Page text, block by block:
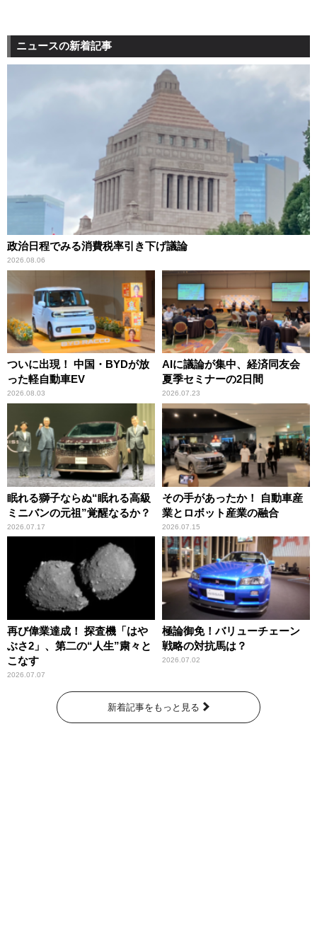
ニュースの新着記事
政治日程でみる消費税率引き下げ議論
2026.08.06
ついに出現！ 中国・BYDが放
った軽自動車EV
2026.08.03
AIに議論が集中、経済同友会
夏季セミナーの2日間
2026.07.23
眠れる獅子ならぬ“眠れる高級
ミニバンの元祖”覚醒なるか？
2026.07.17
その手があったか！ 自動車産
業とロボット産業の融合
2026.07.15
再び偉業達成！ 探査機「はや
ぶさ2」、第二の“人生”粛々と
こなす
2026.07.07
極論御免！バリューチェーン
戦略の対抗馬は？
2026.07.02
新着記事をもっと見る